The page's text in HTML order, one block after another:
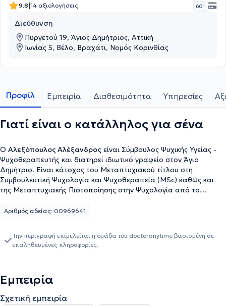
9.8|14 αξιολογήσεις 60 '
Διεύθυνση
Πυργετού 19, Άγιος Δημήτριος, Αττική
Ιωνίας 5, Βέλο, Βραχάτι, Νομός Κορινθίας
Προφίλ Εμπειρία Διαθεσιμότητα Υπηρεσίες
Γιατί είναι ο κατάλληλος για σένα
Ο Αλεξόπουλος Αλέξανδρος είναι Σύμβουλος Ψυχικής Υγείας -
Ψυχοθεραπευτής και διατηρεί ιδιωτικό γραφείο στον Άγιο
Δημήτριο. Είναι κάτοχος του Μεταπτυχιακού τίτλου στη
Συμβουλευτική Ψυχολογία και Ψυχοθεραπεία (MSc) καθώς και
της Μεταπτυχιακής Πιστοποίησης στην Ψυχολογία από το
στη Γνωσιακή Συμπεριφοριστική Θεραπεία από το Εθνικό και
μέλος της εθελοντικής ψυχοθεραπευτικής ομάδας για τον Δήμο
Αθηναίων παρέχοντας συμβουλευτικές υπηρεσίες και ψυχολογική
του Μεταπτυχιακού, πραγματοποίησε την πρακτική του άσκηση
παρέχοντας βραχείες ψυχοθεραπευτικές παρεμβάσεις και
Αριθμός αδείας: 00969641
Την περιγραφή επιμελείται η ομάδα του doctoranytime βασισμένη σε
επαληθευμένες πληροφορίες.
Εμπειρία
Σχετική εμπειρία